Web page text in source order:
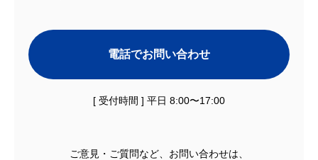
電話でお問い合わせ
[ 受付時間 ] 平日 8:00〜17:00
ご意見・ご質問など、お問い合わせは、